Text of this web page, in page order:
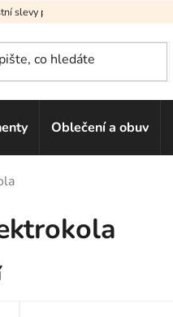
slevy pro vás
Oblečení a obuv